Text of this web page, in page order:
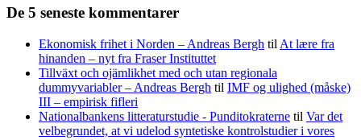
De 5 seneste kommentarer
Ekonomisk frihet i Norden – Andreas Bergh til At lære fra
hinanden – nyt fra Fraser Instituttet
Tillväxt och ojämlikhet med och utan regionala
dummyvariabler – Andreas Bergh til IMF og ulighed (måske)
III – empirisk fifleri
Nationalbankens litteraturstudie - Punditokraterne til Var det
velbegrundet, at vi udelod syntetiske kontrolstudier i vores